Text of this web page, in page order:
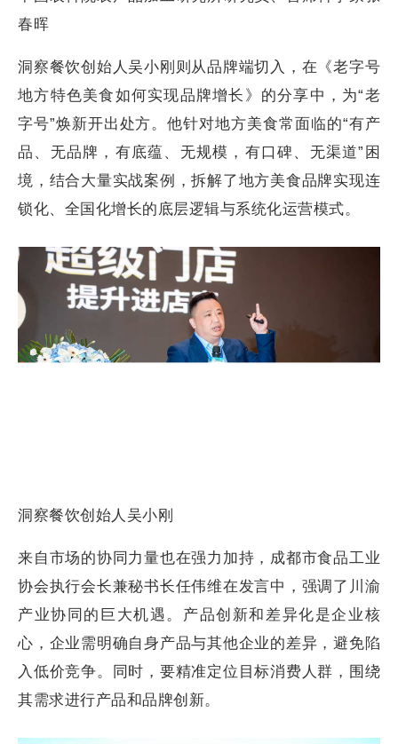
春晖
洞察餐饮创始人吴小刚则从品牌端切入，在《老字号
地方特色美食如何实现品牌增长》的分享中，为“老
字号”焕新开出处方。他针对地方美食常面临的“有产
品、无品牌，有底蕴、无规模，有口碑、无渠道”困
境，结合大量实战案例，拆解了地方美食品牌实现连
锁化、全国化增长的底层逻辑与系统化运营模式。
洞察餐饮创始人吴小刚
来自市场的协同力量也在强力加持，成都市食品工业
协会执行会长兼秘书长任伟维在发言中，强调了川渝
产业协同的巨大机遇。产品创新和差异化是企业核
心，企业需明确自身产品与其他企业的差异，避免陷
入低价竞争。同时，要精准定位目标消费人群，围绕
其需求进行产品和品牌创新。